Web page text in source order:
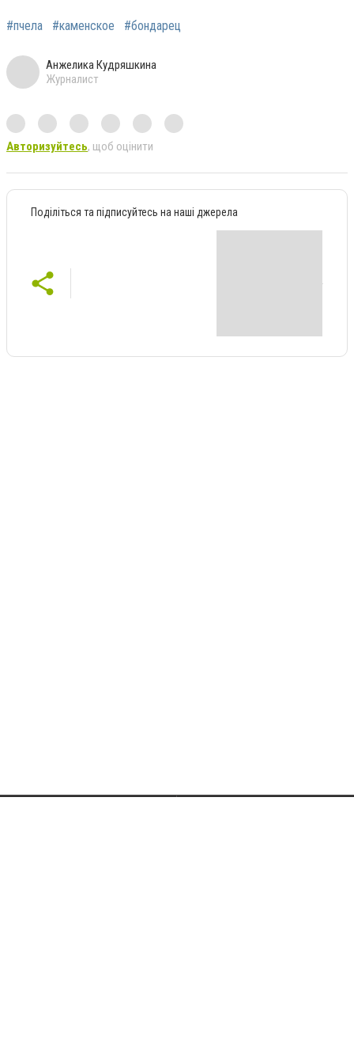
#пчела #каменское #бондарец
Анжелика Кудряшкина
Журналист
Авторизуйтесь, щоб оцінити
Поділіться та підписуйтесь на наші джерела